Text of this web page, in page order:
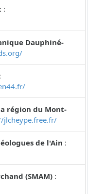
:
Dauphiné-
:
région du Mont-
jlcheype.free.fr/
de l'Ain :
(SMAM) :